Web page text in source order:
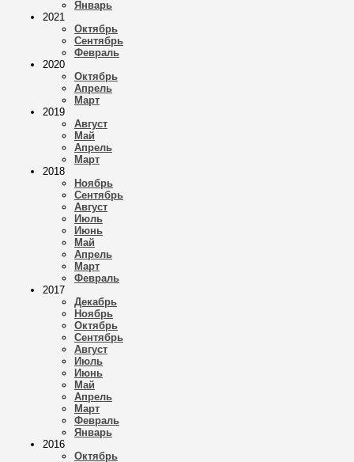
Январь
2021
Октябрь
Сентябрь
Февраль
2020
Октябрь
Апрель
Март
2019
Август
Май
Апрель
Март
2018
Ноябрь
Сентябрь
Август
Июль
Июнь
Май
Апрель
Март
Февраль
2017
Декабрь
Ноябрь
Октябрь
Сентябрь
Август
Июль
Июнь
Май
Апрель
Март
Февраль
Январь
2016
Октябрь